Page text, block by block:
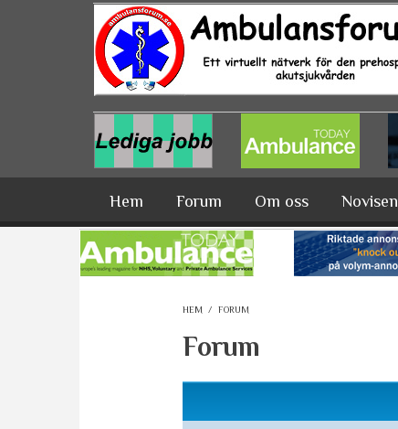
Hoppa till huvudinnehåll
Hem Forum Om oss Novisen
HEM / FORUM
Forum